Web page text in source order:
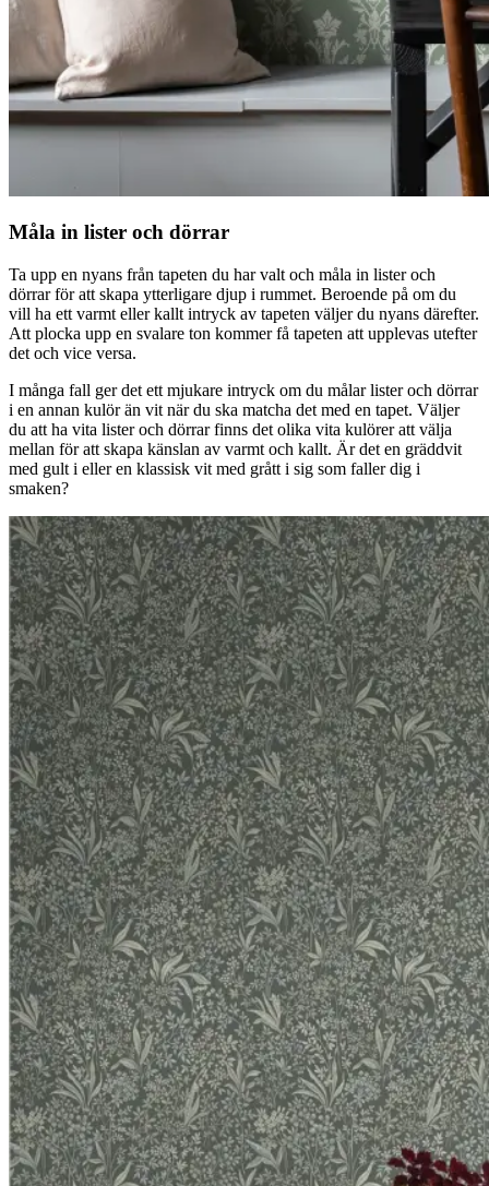
Måla in lister och dörrar
Ta upp en nyans från tapeten du har valt och måla in lister och
dörrar för att skapa ytterligare djup i rummet. Beroende på om du
vill ha ett varmt eller kallt intryck av tapeten väljer du nyans därefter.
Att plocka upp en svalare ton kommer få tapeten att upplevas utefter
det och vice versa.
I många fall ger det ett mjukare intryck om du målar lister och dörrar
i en annan kulör än vit när du ska matcha det med en tapet. Väljer
du att ha vita lister och dörrar finns det olika vita kulörer att välja
mellan för att skapa känslan av varmt och kallt. Är det en gräddvit
med gult i eller en klassisk vit med grått i sig som faller dig i
smaken?